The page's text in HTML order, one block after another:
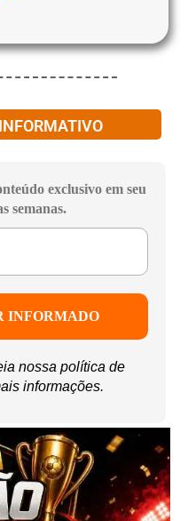
exclusivo em seu
semanas.
nossa política de
informações.